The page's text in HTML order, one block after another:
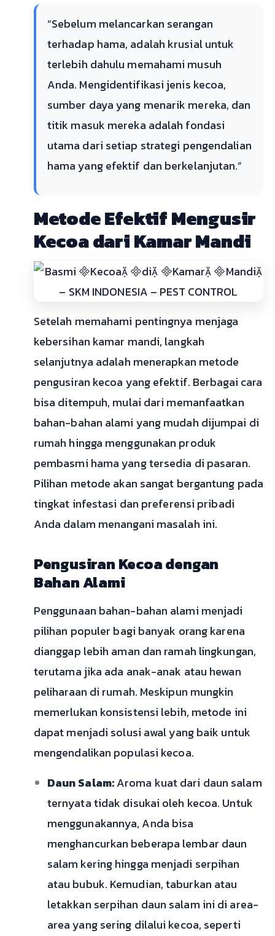
“Sebelum melancarkan serangan
terhadap hama, adalah krusial untuk
terlebih dahulu memahami musuh
Anda. Mengidentifikasi jenis kecoa,
sumber daya yang menarik mereka, dan
titik masuk mereka adalah fondasi
utama dari setiap strategi pengendalian
hama yang efektif dan berkelanjutan.”
Metode Efektif Mengusir
Kecoa dari Kamar Mandi
Setelah memahami pentingnya menjaga
kebersihan kamar mandi, langkah
selanjutnya adalah menerapkan metode
pengusiran kecoa yang efektif. Berbagai cara
bisa ditempuh, mulai dari memanfaatkan
bahan-bahan alami yang mudah dijumpai di
rumah hingga menggunakan produk
pembasmi hama yang tersedia di pasaran.
Pilihan metode akan sangat bergantung pada
tingkat infestasi dan preferensi pribadi
Anda dalam menangani masalah ini.
Pengusiran Kecoa dengan
Bahan Alami
Penggunaan bahan-bahan alami menjadi
pilihan populer bagi banyak orang karena
dianggap lebih aman dan ramah lingkungan,
terutama jika ada anak-anak atau hewan
peliharaan di rumah. Meskipun mungkin
memerlukan konsistensi lebih, metode ini
dapat menjadi solusi awal yang baik untuk
mengendalikan populasi kecoa.
Daun Salam:Aroma kuat dari daun salam
ternyata tidak disukai oleh kecoa. Untuk
menggunakannya, Anda bisa
menghancurkan beberapa lembar daun
salam kering hingga menjadi serpihan
atau bubuk. Kemudian, taburkan atau
letakkan serpihan daun salam ini di area-
area yang sering dilalui kecoa, seperti